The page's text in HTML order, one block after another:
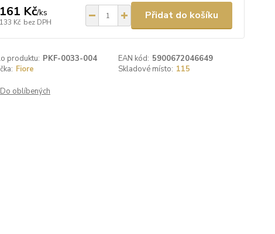
161 Kč/ks
133 Kč bez DPH
Přidat do košíku
produktu: PKF-0033-004 EAN kód: 5900672046649
Fiore Skladové místo: 115
Do oblíbených